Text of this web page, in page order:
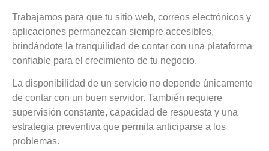
Trabajamos para que tu sitio web, correos electrónicos y
aplicaciones permanezcan siempre accesibles,
brindándote la tranquilidad de contar con una plataforma
confiable para el crecimiento de tu negocio.
La disponibilidad de un servicio no depende únicamente
de contar con un buen servidor. También requiere
supervisión constante, capacidad de respuesta y una
estrategia preventiva que permita anticiparse a los
problemas.